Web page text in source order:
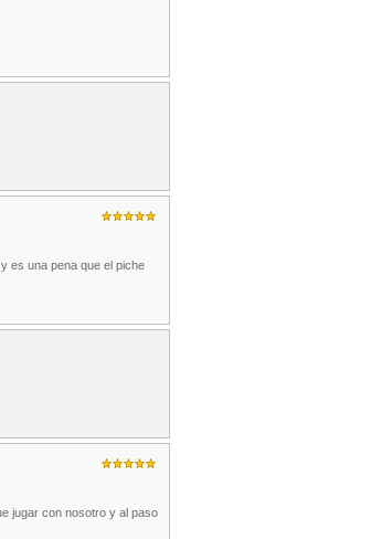
es una pena que el piche
jugar con nosotro y al paso